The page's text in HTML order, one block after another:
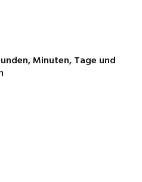
Minuten, Tage und